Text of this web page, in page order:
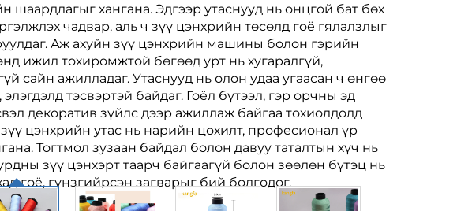
шаардлагыг хангана. Эдгээр утаснууд нь онцгой бат бөх
чадвар, аль ч зүү цэнхрийн төсөлд гоё гялалзлыг
Аж ахуйн зүү цэнхрийн машины болон гэрийн
ижил тохиромжтой бөгөөд урт нь хугаралгүй,
сайн ажилладаг. Утаснууд нь олон удаа угаасан ч өнгөө
элэгдэлд тэсвэртэй байдаг. Гоёл бүтээл, гэр орчны эд
декоратив зүйлс дээр ажиллаж байгаа тохиолдолд
цэнхрийн утас нь нарийн цохилт, професионал үр
Тогтмол зузаан байдал болон давуу таталтын хүч нь
зүү цэнхэрт таарч байгаагүй болон зөөлөн бүтэц нь
гоё, гүнзгийрсэн загварыг бий болгодог.